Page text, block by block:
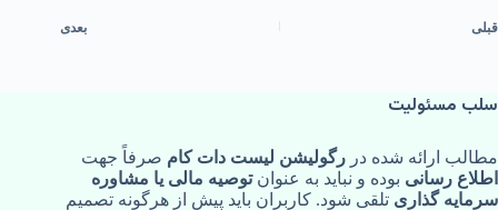
قبلی بعدی
سلب مسئولیت
مطالب ارائه‌ شده در رگولیشن لیست دات کام صرفاً جهت
اطلاع‌ رسانی بوده و نباید به‌ عنوانتوصیه مالی یا مشاوره
سرمایه‌ گذاری تلقی شود. کاربران باید پیش از هرگونه تصمیم‌